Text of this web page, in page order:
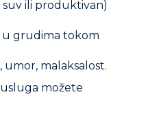
ili produktivan)
u grudima tokom
umor, malaksalost.
možete